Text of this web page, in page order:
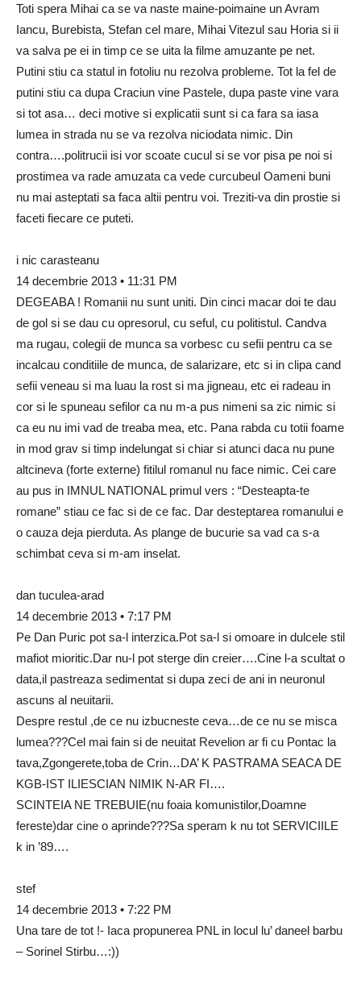
Toti spera Mihai ca se va naste maine-poimaine un Avram
Iancu, Burebista, Stefan cel mare, Mihai Vitezul sau Horia si ii
va salva pe ei in timp ce se uita la filme amuzante pe net.
Putini stiu ca statul in fotoliu nu rezolva probleme. Tot la fel de
putini stiu ca dupa Craciun vine Pastele, dupa paste vine vara
si tot asa… deci motive si explicatii sunt si ca fara sa iasa
lumea in strada nu se va rezolva niciodata nimic. Din
contra….politrucii isi vor scoate cucul si se vor pisa pe noi si
prostimea va rade amuzata ca vede curcubeul Oameni buni
nu mai asteptati sa faca altii pentru voi. Treziti-va din prostie si
faceti fiecare ce puteti.
i nic carasteanu
14 decembrie 2013 • 11:31 PM
DEGEABA ! Romanii nu sunt uniti. Din cinci macar doi te dau
de gol si se dau cu opresorul, cu seful, cu politistul. Candva
ma rugau, colegii de munca sa vorbesc cu sefii pentru ca se
incalcau conditiile de munca, de salarizare, etc si in clipa cand
sefii veneau si ma luau la rost si ma jigneau, etc ei radeau in
cor si le spuneau sefilor ca nu m-a pus nimeni sa zic nimic si
ca eu nu imi vad de treaba mea, etc. Pana rabda cu totii foame
in mod grav si timp indelungat si chiar si atunci daca nu pune
altcineva (forte externe) fitilul romanul nu face nimic. Cei care
au pus in IMNUL NATIONAL primul vers : “Desteapta-te
romane” stiau ce fac si de ce fac. Dar desteptarea romanului e
o cauza deja pierduta. As plange de bucurie sa vad ca s-a
schimbat ceva si m-am inselat.
dan tuculea-arad
14 decembrie 2013 • 7:17 PM
Pe Dan Puric pot sa-l interzica.Pot sa-l si omoare in dulcele stil
mafiot mioritic.Dar nu-l pot sterge din creier….Cine l-a scultat o
data,il pastreaza sedimentat si dupa zeci de ani in neuronul
ascuns al neuitarii.
Despre restul ,de ce nu izbucneste ceva…de ce nu se misca
lumea???Cel mai fain si de neuitat Revelion ar fi cu Pontac la
tava,Zgongerete,toba de Crin…DA’ K PASTRAMA SEACA DE
KGB-IST ILIESCIAN NIMIK N-AR FI….
SCINTEIA NE TREBUIE(nu foaia komunistilor,Doamne
fereste)dar cine o aprinde???Sa speram k nu tot SERVICIILE
k in ’89….
stef
14 decembrie 2013 • 7:22 PM
Una tare de tot !- Iaca propunerea PNL in locul lu’ daneel barbu
– Sorinel Stirbu…:))